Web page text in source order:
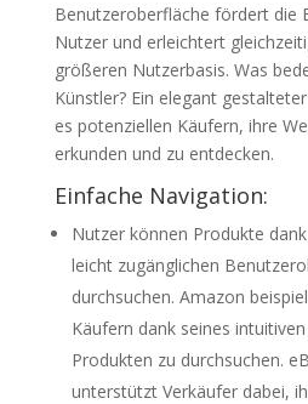
Benutzeroberfläche fördert die
Nutzer und erleichtert
größeren Nutzerbasis. Was
Künstler? Ein elegant
es potenziellen Käufern, ihre
erkunden und zu entdecken.
Einfache Navigation:
Nutzer können Produkte
leicht zugänglichen
durchsuchen. Amazon
Käufern dank seines
Produkten zu durchsuchen.
unterstützt Verkäufer dabei,